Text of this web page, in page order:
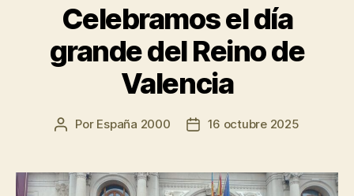
Celebramos el día
grande del Reino de
Valencia
Por España 2000 16 octubre 2025